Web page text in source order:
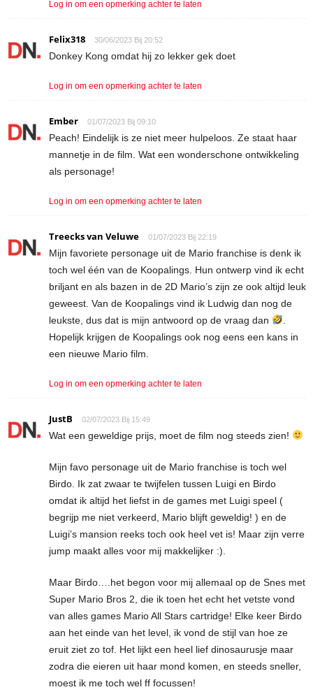
Log in om een opmerking achter te laten
Felix318 30/06/2023 Bij 20:52
Donkey Kong omdat hij zo lekker gek doet
Log in om een opmerking achter te laten
Ember 01/07/2023 Bij 09:10
Peach! Eindelijk is ze niet meer hulpeloos. Ze staat haar
mannetje in de film. Wat een wonderschone ontwikkeling
als personage!
Log in om een opmerking achter te laten
Treecks van Veluwe 01/07/2023 Bij 22:19
Mijn favoriete personage uit de Mario franchise is denk ik
toch wel één van de Koopalings. Hun ontwerp vind ik echt
briljant en als bazen in de 2D Mario’s zijn ze ook altijd leuk
geweest. Van de Koopalings vind ik Ludwig dan nog de
leukste, dus dat is mijn antwoord op de vraag dan
Hopelijk krijgen de Koopalings ook nog eens een kans in
een nieuwe Mario film.
Log in om een opmerking achter te laten
JustB 02/07/2023 Bij 15:49
Wat een geweldige prijs, moet de film nog steeds zien!
Mijn favo personage uit de Mario franchise is toch wel
Birdo. Ik zat zwaar te twijfelen tussen Luigi en Birdo
omdat ik altijd het liefst in de games met Luigi speel (
begrijp me niet verkeerd, Mario blijft geweldig! ) en de
Luigi’s mansion reeks toch ook heel vet is! Maar zijn verre
jump maakt alles voor mij makkelijker :).
Maar Birdo….het begon voor mij allemaal op de Snes met
Super Mario Bros 2, die ik toen het echt het vetste vond
van alles games Mario All Stars cartridge! Elke keer Birdo
aan het einde van het level, ik vond de stijl van hoe ze
eruit ziet zo tof. Het lijkt een heel lief dinosaurusje maar
zodra die eieren uit haar mond komen, en steeds sneller,
moest ik me toch wel ff focussen!